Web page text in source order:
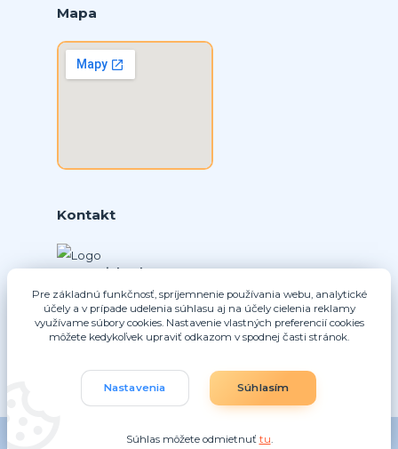
Mapa
Kontakt
+421 902331936
(Po-Pia, 8-16 hod.)
info@nice-pohony.sk
Pre základnú funkčnosť, spríjemnenie používania webu, analytické
účely a v prípade udelenia súhlasu aj na účely cielenia reklamy
využívame súbory cookies. Nastavenie vlastných preferencií cookies
môžete kedykoľvek upraviť odkazom v spodnej časti stránok.
Nastavenia Súhlasím
Súhlas môžete odmietnuť tu.